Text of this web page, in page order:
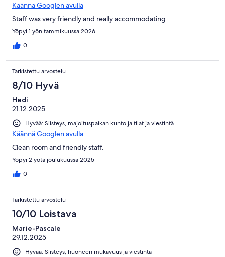
Käännä Googlen avulla
Staff was very friendly and really accommodating
Yöpyi 1 yön tammikuussa 2026
0
Tarkistettu arvostelu
8/10 Hyvä
Hedi
21.12.2025
Hyvää: Siisteys, majoituspaikan kunto ja tilat ja viestintä
Käännä Googlen avulla
Clean room and friendly staff.
Yöpyi 2 yötä joulukuussa 2025
0
Tarkistettu arvostelu
10/10 Loistava
Marie-Pascale
29.12.2025
Hyvää: Siisteys, huoneen mukavuus ja viestintä